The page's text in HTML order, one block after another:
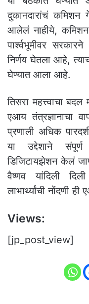
दुकानदारांचं कमिशन
आलेलं नाहीये, कमिशन
पार्श्वभूमीवर
निर्णय घेतला आहे,
घेण्यात आला आहे.
तिसरा महत्त्वाचा
एआय तंत्रज्ञानाचा
प्रणाली अधिक
या उद्देशाने
डिजिटायझेशन केलं
वैष्णव यांदिली
लाभार्थ्यांची नोंदणी
Views:
[jp_post_view]